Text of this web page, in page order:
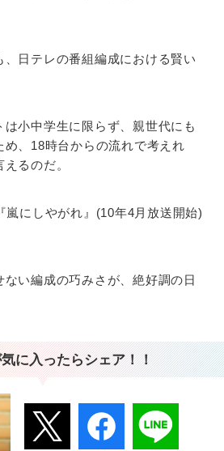
、日テレの番組編成における賢い
小中学生に限らず、親世代にも
め、18時台からの流れで考えれ
るのだ。
嵐にしやがれ』(10年4月放送開始)
い編成の巧みさが、絶好調の日
に入ったらシェア！！